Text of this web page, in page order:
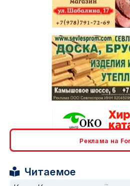
Реклама на
Читаемое